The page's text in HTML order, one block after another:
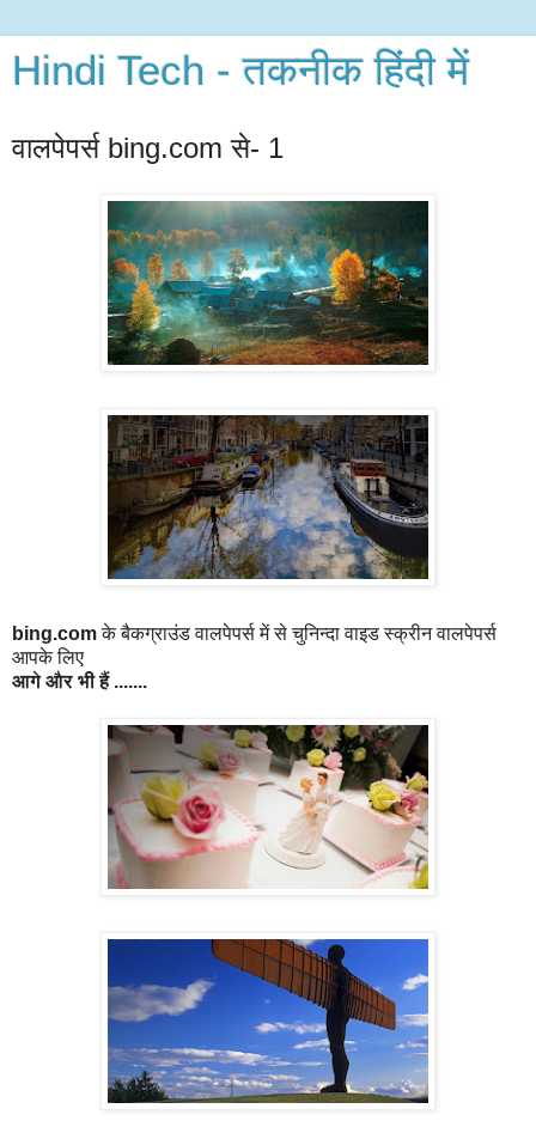
Hindi Tech - तकनीक हिंदी में
वालपेपर्स bing.com से- 1
bing.comके बैकग्राउंड वालपेपर्स में से चुनिन्दा वाइड स्क्रीन वालपेपर्स
आपके लिए
आगे और भी हैं.......